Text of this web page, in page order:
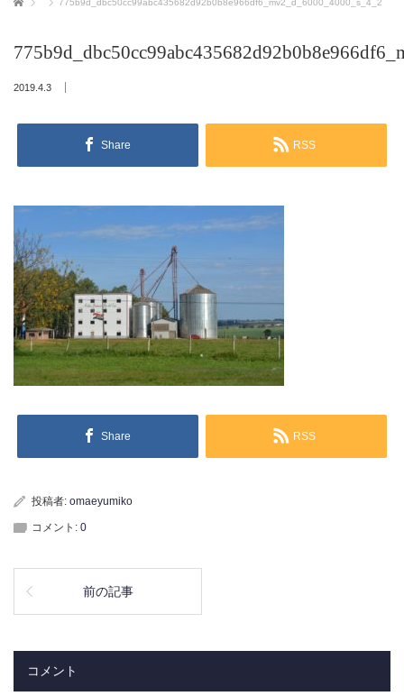
775b9d_dbc50cc99abc435682d92b0b8e966df6_mv2_d_6000_4000_s_4_2
2019.4.3
Share RSS
Share RSS
投稿者: omaeyumiko
コメント: 0
前の記事
コメント